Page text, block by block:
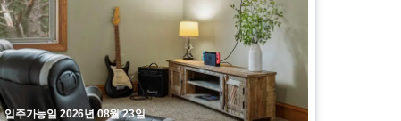
입주가능일 2026년 08월 23일